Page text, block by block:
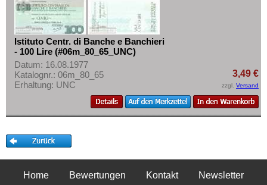
Istituto Centr. di Banche e Banchieri
- 100 Lire (#06m_80_65_UNC)
Datum: 16.08.1977
Katalognr.: 06m_80_65
Erhaltung: UNC
3,49 €
zzgl. Versand
Home Bewertungen Kontakt Newsletter